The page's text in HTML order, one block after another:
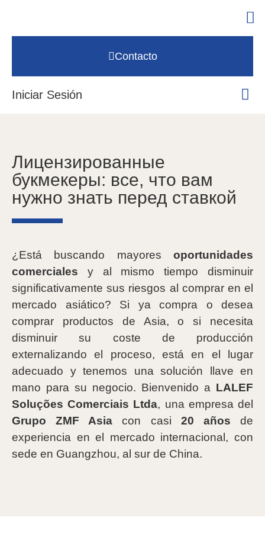
Contacto
Iniciar Sesión
Лицензированные
букмекеры: все, что вам
нужно знать перед ставкой
¿Está buscando mayores oportunidades
comerciales y al mismo tiempo disminuir
significativamente sus riesgos al comprar en el
mercado asiático? Si ya compra o desea
comprar productos de Asia, o si necesita
disminuir su coste de producción
externalizando el proceso, está en el lugar
adecuado y tenemos una solución llave en
mano para su negocio. Bienvenido a LALEF
Soluções Comerciais Ltda, una empresa del
Grupo ZMF Asia con casi 20 años de
experiencia en el mercado internacional, con
sede en Guangzhou, al sur de China.